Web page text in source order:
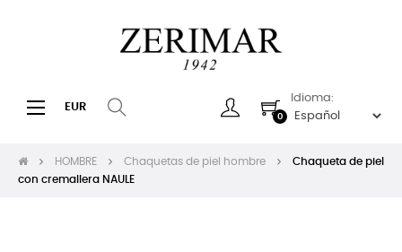
Navegación
☰ EUR
0
Idioma:
HOMBRE Chaquetas de piel hombre
Chaqueta de piel
con cremallera NAULE